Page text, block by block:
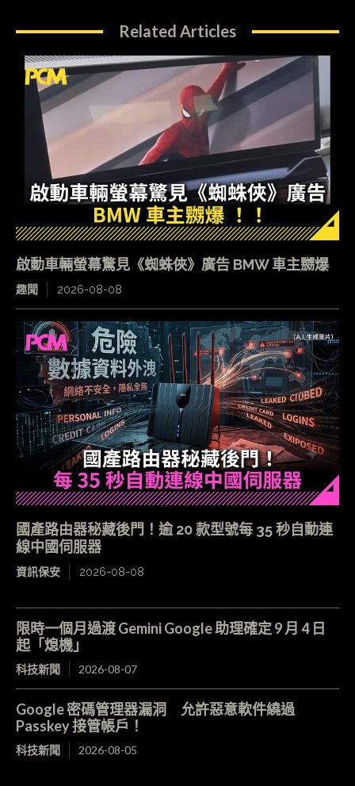
Related Articles
啟動車輛螢幕驚見《蜘蛛俠》廣告 BMW 車主嬲爆
趣聞 2026-08-08
國產路由器秘藏後門！逾 20 款型號每 35 秒自動連
線中國伺服器
資訊保安 2026-08-08
限時一個月過渡 Gemini Google 助理確定 9 月 4 日
起「熄機」
科技新聞 2026-08-07
Google 密碼管理器漏洞 允許惡意軟件繞過
Passkey 接管帳戶！
科技新聞 2026-08-05